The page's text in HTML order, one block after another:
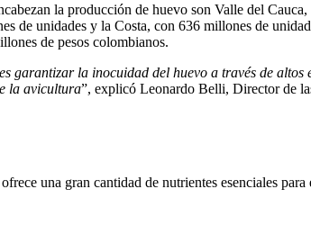
la producción de huevo son Valle del
de unidades y la Costa, con 636 millones de
de pesos colombianos.
garantizar la inocuidad del huevo a través de
la avicultura”, explicó Leonardo Belli, Director de
una gran cantidad de nutrientes esenciales